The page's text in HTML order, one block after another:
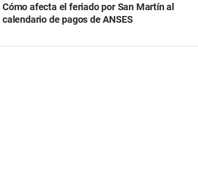
Cómo afecta el feriado por San Martín al
calendario de pagos de ANSES